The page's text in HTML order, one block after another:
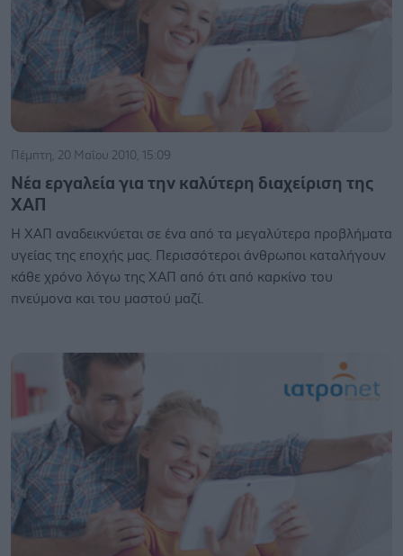
Πέμπτη, 20 Μαΐου 2010, 15:09
Νέα εργαλεία για την καλύτερη διαχείριση της
ΧΑΠ
Η ΧΑΠ αναδεικνύεται σε ένα από τα μεγαλύτερα προβλήματα
υγείας της εποχής μας. Περισσότεροι άνθρωποι καταλήγουν
κάθε χρόνο λόγω της ΧΑΠ από ότι από καρκίνο του
πνεύμονα και του μαστού μαζί.